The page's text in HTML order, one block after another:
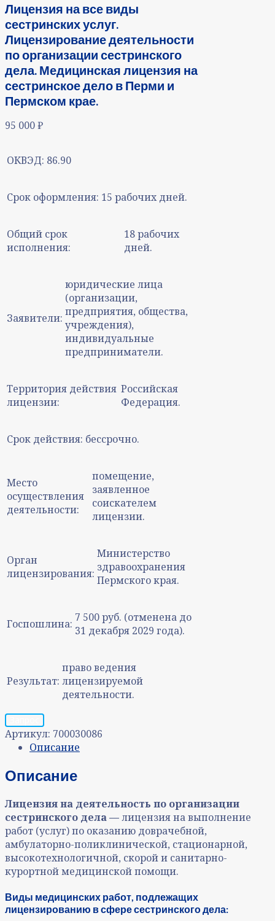
Лицензия на все виды
сестринских услуг.
Лицензирование деятельности
по организации сестринского
дела. Медицинская лицензия на
сестринское дело в Перми и
Пермском крае.
95 000₽
ОКВЭД: 86.90
Срок оформления: 15 рабочих дней.
Общий срок
исполнения:
18 рабочих
дней.
Заявители:
юридические лица
(организации,
предприятия, общества,
учреждения),
индивидуальные
предприниматели.
Территория действия
лицензии:
Российская
Федерация.
Срок действия: бессрочно.
Место
осуществления
деятельности:
помещение,
заявленное
соискателем
лицензии.
Орган
лицензирования:
Министерство
здравоохранения
Пермского края.
Госпошлина: 7 500 руб. (отменена до
31 декабря 2029 года).
Результат:
право ведения
лицензируемой
деятельности.
Артикул: 700030086
Описание
Описание
Лицензия на деятельность по организации
сестринского дела —лицензия на выполнение
работ (услуг) по оказанию доврачебной,
амбулаторно-поликлинической, стационарной,
высокотехнологичной, скорой и санитарно-
курортной медицинской помощи.
Виды медицинских работ, подлежащих
лицензированию в сфере сестринского дела: